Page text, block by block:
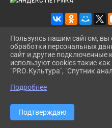
2026 Г. RDKDRUJBA.RU
ВХОД
КАРТА САЙТА
СДЕЛАНО НА KUBCMS
РАЗРАБОТКА И
Пользуясь нашим сайтом, вы
обработки персональных
сайт и другие подключенные
используют cookies такие
"PRO.Культура", "Спутник
Подробнее
Подтверждаю